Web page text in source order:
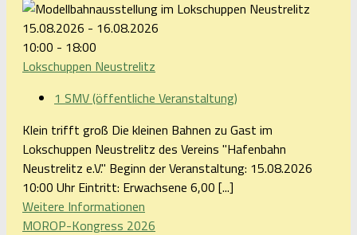
15.08.2026 - 16.08.2026
10:00 - 18:00
Lokschuppen Neustrelitz
1 SMV (öffentliche Veranstaltung)
Klein trifft groß Die kleinen Bahnen zu Gast im
Lokschuppen Neustrelitz des Vereins "Hafenbahn
Neustrelitz e.V." Beginn der Veranstaltung: 15.08.2026
10:00 Uhr Eintritt: Erwachsene 6,00 [...]
Weitere Informationen
MOROP-Kongress 2026